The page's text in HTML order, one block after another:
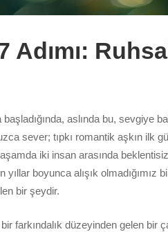
aslında bu, sevgiye
sever; tıpkı romantik aşkın ilk
iki insan arasında
boyunca alışık olmadığımız
bir şeydir.
farkındalık düzeyinden gelen bir